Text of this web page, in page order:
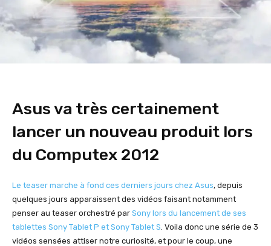
Asus va très certainement
lancer un nouveau produit lors
du Computex 2012
Le teaser marche à fond ces derniers jours chez Asus, depuis
quelques jours apparaissent des vidéos faisant notamment
penser au teaser orchestré par Sony lors du lancement de ses
tablettes Sony Tablet P et Sony Tablet S . Voila donc une série de 3
vidéos sensées attiser notre curiosité, et pour le coup, une